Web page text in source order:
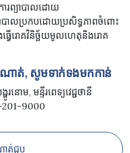
រព្យាបាលដោយ
យាបាលប្រកបដោយប្រសិទ្ធភាពចំពោះ
វើរោគវិនិច្ឆ័យមូលហេតុនិងរោគ
រណាត់, សូមទាក់ទងមកកាន់
ោម, មន្ទីរពេទ្យវេជ្ជថានី
201-9000
ាត់ជួប